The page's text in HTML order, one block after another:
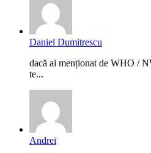
Daniel Dumitrescu
dacă ai menționat de WHO /
te...
Andrei